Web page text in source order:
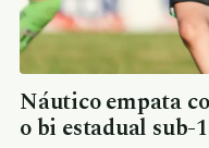
Náutico empata
o bi estadual sub-